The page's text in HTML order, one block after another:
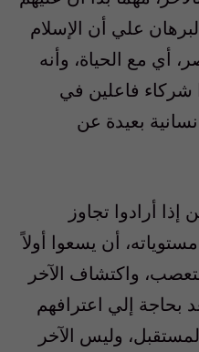
علي أن الإسلام
أي مع الحياة، وأنه
شركاء فاعلين في
بعيدة عن
أرادوا تجاوز
أن يسعوا أولاً
واكتشاف الآخر
بحاجة إلي اعترافهم
وليس الآخر